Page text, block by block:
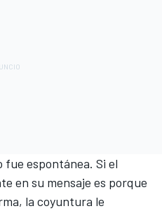
fue espontánea. Si el
en su mensaje es porque
la coyuntura le